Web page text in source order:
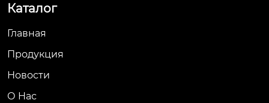
Каталог
Главная
Продукция
Новости
О Hас